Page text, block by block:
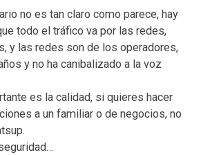
no es tan claro como parece, hay
todo el tráfico va por las redes,
y las redes son de los operadores,
y no ha canibalizado a la voz
es la calidad, si quieres hacer
a un familiar o de negocios, no